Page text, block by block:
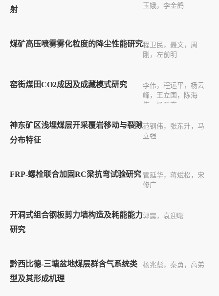
射
玉娥，李金鸽
煤矿高压喷雾雾化粒度的降尘性能研究程卫民，聂文，周
刚，左前明
窑街煤田CO2成因及成藏模式研究
李伟，程远平，杨云
峰，王立国，陈海
栋，杨跃奎
神东矿区浅埋煤层开采覆岩移动与裂隙
分布特征
范钢伟，张东升，马
立强
FRP-螺栓联合加固RC梁抗弯试验研究 管延华，蒋斌松，宋
修广
开洞式组合钢板剪力墙构造及耗能能力
研究
郭震，袁迎曙
黔西比德-三塘盆地煤层群含气系统类
型及其形成机理
杨兆彪，秦勇，高弟